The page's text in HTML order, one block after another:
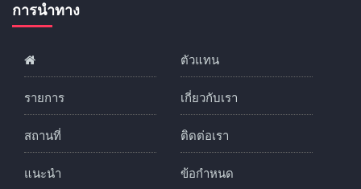
การนำทาง
รายการ
สถานที่
แนะนำ
ตัวแทน
เกี่ยวกับเรา
ติดต่อเรา
ข้อกำหนด